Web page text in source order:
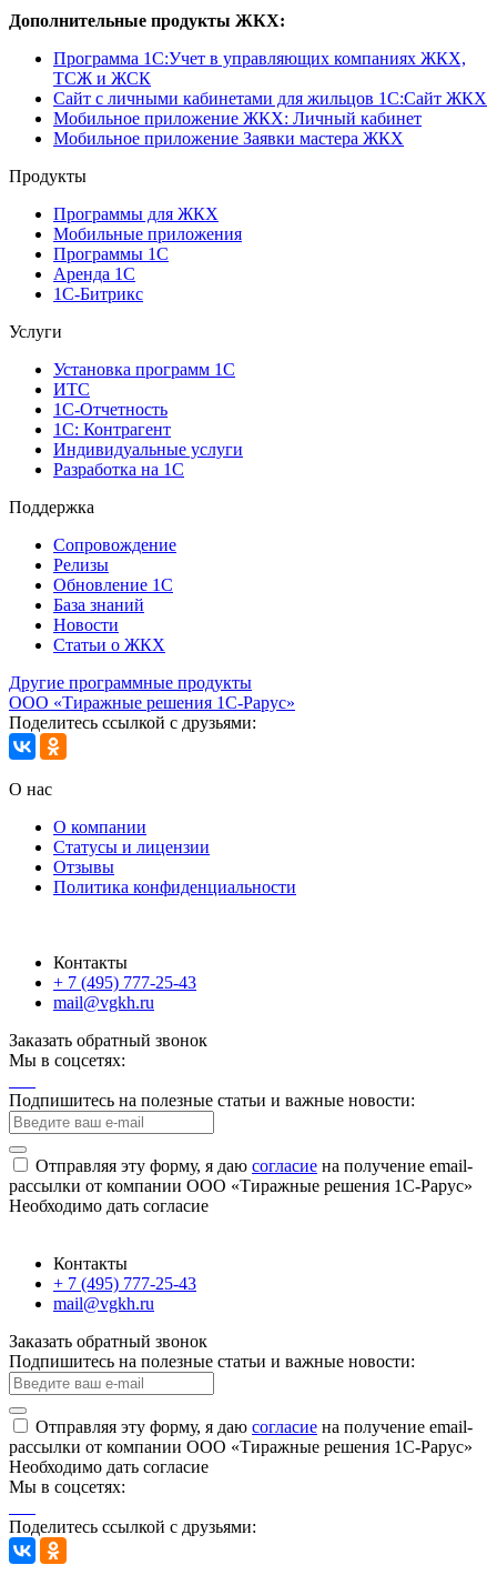
Дополнительные продукты ЖКХ:
Программа 1C:Учет в управляющих компаниях ЖКХ,
ТСЖ и ЖСК
Сайт с личными кабинетами для жильцов 1С:Сайт ЖКХ
Мобильное приложение ЖКХ: Личный кабинет
Мобильное приложение Заявки мастера ЖКХ
Продукты
Программы для ЖКХ
Мобильные приложения
Программы 1С
Аренда 1С
1С-Битрикс
Услуги
Установка программ 1С
ИТС
1С-Отчетность
1С: Контрагент
Индивидуальные услуги
Разработка на 1С
Поддержка
Сопровождение
Релизы
Обновление 1С
База знаний
Новости
Статьи о ЖКХ
Другие программные продукты
ООО «Тиражные решения 1С-Рарус»
Поделитесь ссылкой с друзьями:
О нас
О компании
Статусы и лицензии
Отзывы
Политика конфиденциальности
Контакты
+ 7 (495) 777-25-43
mail@vgkh.ru
Заказать обратный звонок
Мы в соцсетях:
Подпишитесь на полезные статьи и важные новости:
Отправляя эту форму, я даю согласие на получение email-
рассылки от компании ООО «Тиражные решения 1С-Рарус»
Необходимо дать согласие
Контакты
+ 7 (495) 777-25-43
mail@vgkh.ru
Заказать обратный звонок
Подпишитесь на полезные статьи и важные новости:
Отправляя эту форму, я даю согласие на получение email-
рассылки от компании ООО «Тиражные решения 1С-Рарус»
Необходимо дать согласие
Мы в соцсетях:
Поделитесь ссылкой с друзьями: